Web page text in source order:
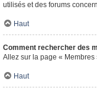
utilisés et des forums
Haut
Comment rechercher des
Allez sur la page «
Haut